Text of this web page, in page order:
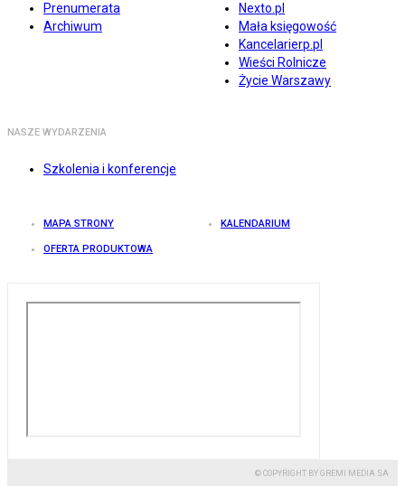
Prenumerata
Archiwum
Nexto.pl
Mała księgowość
Kancelarierp.pl
Wieści Rolnicze
Życie Warszawy
NASZE WYDARZENIA
Szkolenia i konferencje
MAPA STRONY KALENDARIUM
OFERTA PRODUKTOWA
© COPYRIGHT BY GREMI MEDIA SA